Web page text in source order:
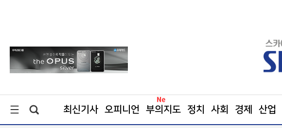
최신기사 오피니언 부의지도 정치 사회 경제 산업